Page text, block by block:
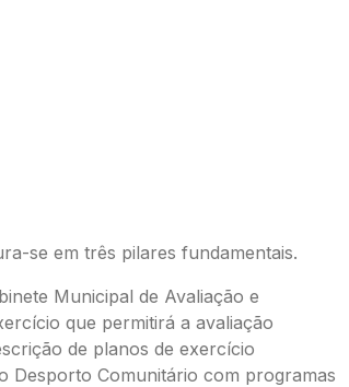
se em três pilares fundamentais.
Municipal de Avaliação e
que permitirá a avaliação
de planos de exercício
Desporto Comunitário com programas